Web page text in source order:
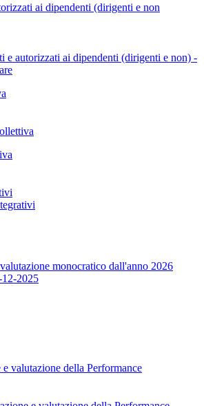
ai dipendenti (dirigenti e non
e autorizzati ai dipendenti (dirigenti e non) -
monocratico dall'anno 2026
2025
valutazione della Performance